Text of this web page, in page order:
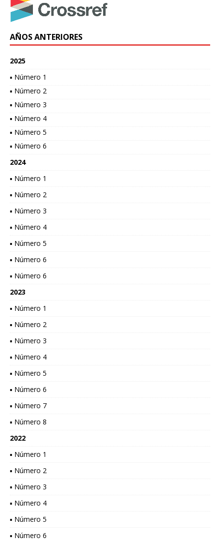
AÑOS ANTERIORES
2025
▪ Número 1
▪ Número 2
▪ Número 3
▪ Número 4
▪ Número 5
▪ Número 6
2024
▪ Número 1
▪ Número 2
▪ Número 3
▪ Número 4
▪ Número 5
▪ Número 6
▪ Número 6
2023
▪ Número 1
▪ Número 2
▪ Número 3
▪ Número 4
▪ Número 5
▪ Número 6
▪ Número 7
▪ Número 8
2022
▪ Número 1
▪ Número 2
▪ Número 3
▪ Número 4
▪ Número 5
▪ Número 6